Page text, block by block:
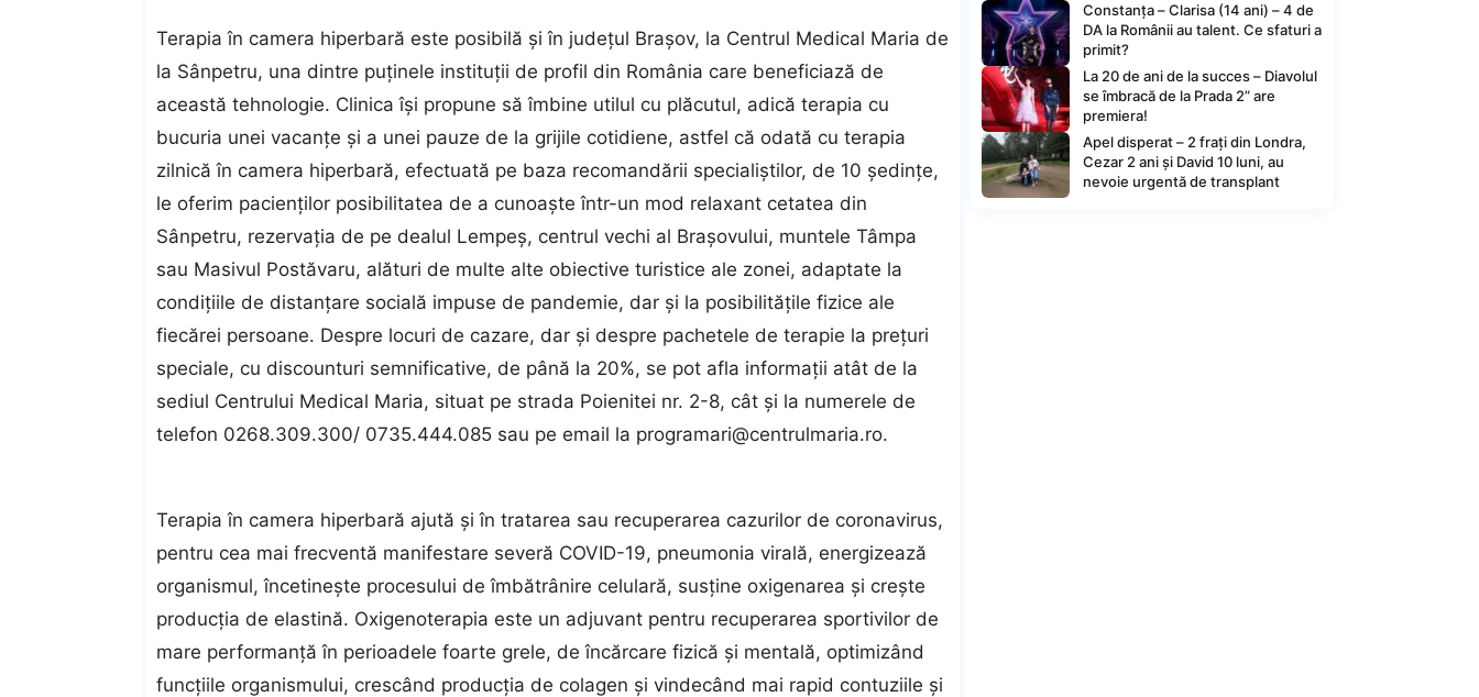
Terapia în camera hiperbară este posibilă şi în judeţul Braşov, la Centrul Medical Maria de
la Sânpetru, una dintre puţinele instituţii de profil din România care beneficiază de
această tehnologie. Clinica îşi propune să îmbine utilul cu plăcutul, adică terapia cu
bucuria unei vacanţe şi a unei pauze de la grijile cotidiene, astfel că odată cu terapia
zilnică în camera hiperbară, efectuată pe baza recomandării specialiştilor, de 10 şedinţe,
le oferim pacienţilor posibilitatea de a cunoaşte într-un mod relaxant cetatea din
Sânpetru, rezervaţia de pe dealul Lempeş, centrul vechi al Braşovului, muntele Tâmpa
sau Masivul Postăvaru, alături de multe alte obiective turistice ale zonei, adaptate la
condiţiile de distanţare socială impuse de pandemie, dar şi la posibilităţile fizice ale
fiecărei persoane. Despre locuri de cazare, dar şi despre pachetele de terapie la preţuri
speciale, cu discounturi semnificative, de până la 20%, se pot afla informaţii atât de la
sediul Centrului Medical Maria, situat pe strada Poienitei nr. 2-8, cât şi la numerele de
telefon 0268.309.300/ 0735.444.085 sau pe email la programari@centrulmaria.ro.
Terapia în camera hiperbară ajută şi în tratarea sau recuperarea cazurilor de coronavirus,
pentru cea mai frecventă manifestare severă COVID-19, pneumonia virală, energizează
organismul, încetineşte procesului de îmbătrânire celulară, susține oxigenarea și crește
producția de elastină. Oxigenoterapia este un adjuvant pentru recuperarea sportivilor de
mare performanţă în perioadele foarte grele, de încărcare fizică și mentală, optimizând
funcțiile organismului, crescând producția de colagen și vindecând mai rapid contuziile și
Constanța – Clarisa (14 ani) – 4 de
DA la Românii au talent. Ce sfaturi a
primit?
La 20 de ani de la succes – Diavolul
se îmbracă de la Prada 2” are
premiera!
Apel disperat – 2 frați din Londra,
Cezar 2 ani și David 10 luni, au
nevoie urgentă de transplant